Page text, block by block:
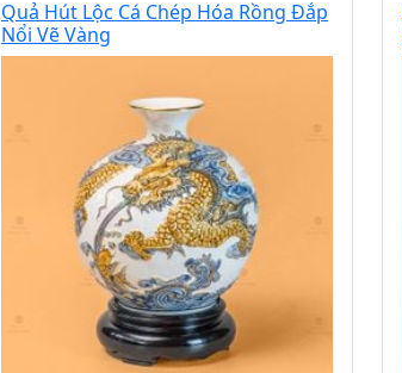
Quả Hút Lộc Cá Chép Hóa Rồng Đắp
Nổi Vẽ Vàng